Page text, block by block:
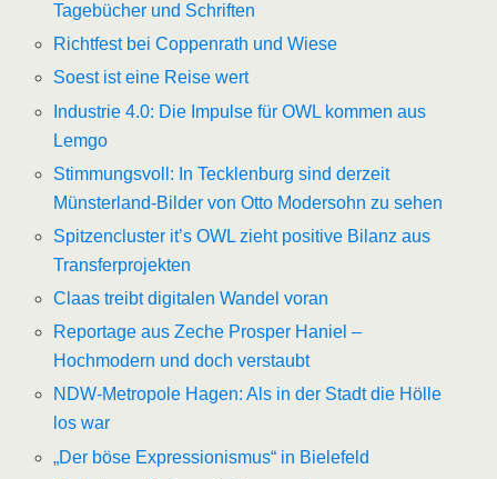
Tagebücher und Schriften
Richtfest bei Coppenrath und Wiese
Soest ist eine Reise wert
Industrie 4.0: Die Impulse für OWL kommen aus
Lemgo
Stimmungsvoll: In Tecklenburg sind derzeit
Münsterland-Bilder von Otto Modersohn zu sehen
Spitzencluster it’s OWL zieht positive Bilanz aus
Transferprojekten
Claas treibt digitalen Wandel voran
Reportage aus Zeche Prosper Haniel –
Hochmodern und doch verstaubt
NDW-Metropole Hagen: Als in der Stadt die Hölle
los war
„Der böse Expressionismus“ in Bielefeld